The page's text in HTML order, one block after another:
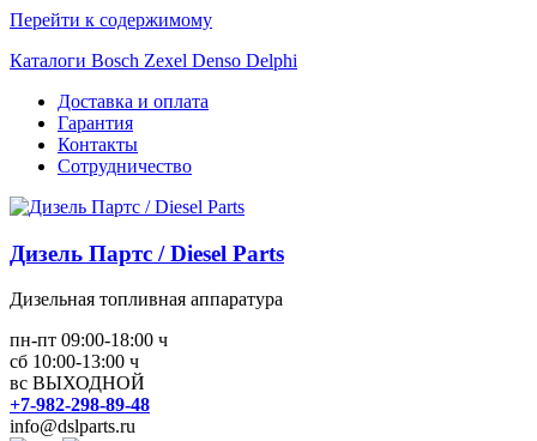
Перейти к содержимому
Каталоги Bosch Zexel Denso Delphi
Доставка и оплата
Гарантия
Контакты
Сотрудничество
Дизель Партс / Diesel Parts
Дизельная топливная аппаратура
пн-пт 09:00-18:00 ч
сб 10:00-13:00 ч
вс ВЫХОДНОЙ
+7-982-298-89-48
info@dslparts.ru